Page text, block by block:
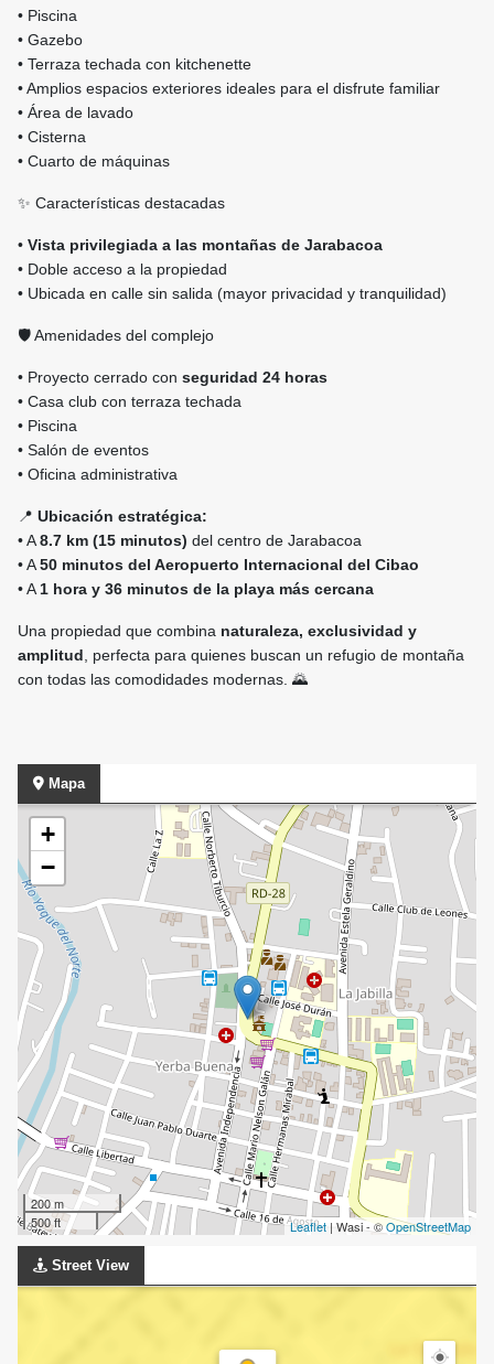
• Piscina
• Gazebo
• Terraza techada con kitchenette
• Amplios espacios exteriores ideales para el disfrute familiar
• Área de lavado
• Cisterna
• Cuarto de máquinas
✨ Características destacadas
• Vista privilegiada a las montañas de Jarabacoa
• Doble acceso a la propiedad
• Ubicada en calle sin salida (mayor privacidad y tranquilidad)
🛡️ Amenidades del complejo
• Proyecto cerrado con seguridad 24 horas
• Casa club con terraza techada
• Piscina
• Salón de eventos
• Oficina administrativa
📍 Ubicación estratégica:
• A8.7 km (15 minutos) del centro de Jarabacoa
• A50 minutos del Aeropuerto Internacional del Cibao
• A 1 hora y 36 minutos de la playa más cercana
Una propiedad que combina naturaleza, exclusividad y
amplitud , perfecta para quienes buscan un refugio de montaña
con todas las comodidades modernas. 🌄
Mapa
+
−
200 m
500 ft
Leaflet | Wasi - ©OpenStreetMap
Street View